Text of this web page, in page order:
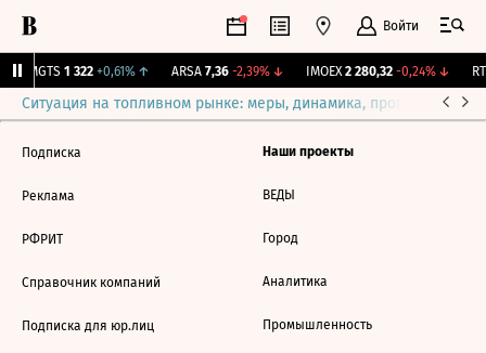
Войти
MGTS 1 322 +0,61%↑ ARSA 7,36 -2,39%↓ IMOEX 2 280,32 -0,24%↓
Ситуация на топливном рынке: меры, динамика, прогнозы
Подписка
Реклама
РФРИТ
Справочник компаний
Подписка для юр.лиц
Наши проекты
ВЕДЫ
Город
Аналитика
Промышленность